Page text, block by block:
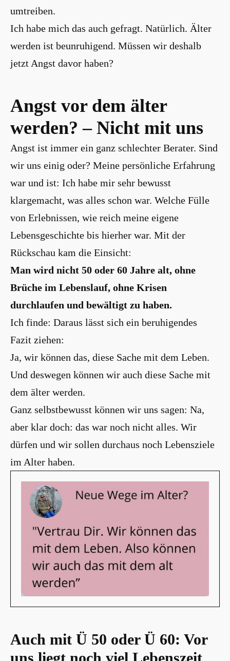
umtreiben.
Ich habe mich das auch gefragt. Natürlich. Älter
werden ist beunruhigend. Müssen wir deshalb
jetzt Angst davor haben?
Angst vor dem älter
werden? – Nicht mit uns
Angst ist immer ein ganz schlechter Berater. Sind
wir uns einig oder? Meine persönliche Erfahrung
war und ist: Ich habe mir sehr bewusst
klargemacht, was alles schon war. Welche Fülle
von Erlebnissen, wie reich meine eigene
Lebensgeschichte bis hierher war. Mit der
Rückschau kam die Einsicht:
Man wird nicht 50 oder 60 Jahre alt, ohne
Brüche im Lebenslauf, ohne Krisen
durchlaufen und bewältigt zu haben.
Ich finde: Daraus lässt sich ein beruhigendes
Fazit ziehen:
Ja, wir können das, diese Sache mit dem Leben.
Und deswegen können wir auch diese Sache mit
dem älter werden.
Ganz selbstbewusst können wir uns sagen: Na,
aber klar doch: das war noch nicht alles. Wir
dürfen und wir sollen durchaus noch Lebensziele
im Alter haben.
Auch mit Ü 50 oder Ü 60: Vor